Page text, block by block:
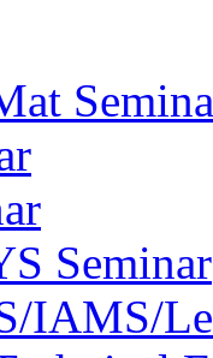
Seminar
IAMS/